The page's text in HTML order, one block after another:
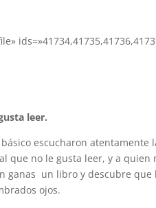
leer.
escucharon atentamente
que no le gusta leer, y a
ganas un libro y descubre
ojos.